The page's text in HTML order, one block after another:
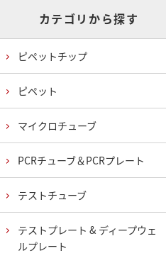
カテゴリから探す
ピペットチップ
ピペット
マイクロチューブ
PCRチューブ＆PCRプレート
テストチューブ
テストプレート & ディープウェ
ルプレート